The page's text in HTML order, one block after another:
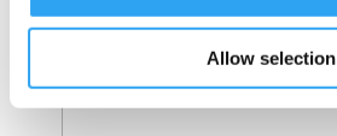
Allow selection